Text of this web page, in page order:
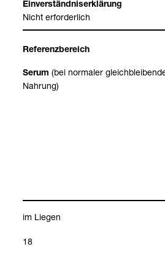
Ein­ver­ständ­nis­er­klä­rung
Nicht erfor­der­lich
Refe­renz­be­reich
Serum(bei nor­ma­ler
Nah­rung)
im Lie­gen
18